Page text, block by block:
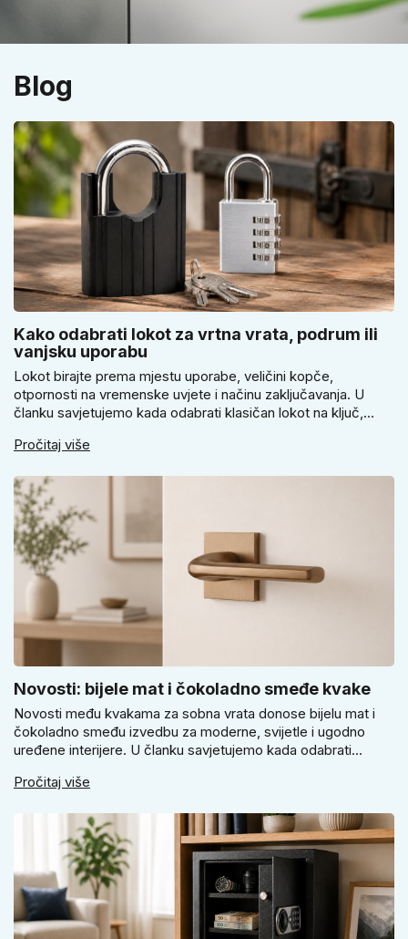
Blog
Kako odabrati lokot za vrtna vrata, podrum ili
vanjsku uporabu
Lokot birajte prema mjestu uporabe, veličini kopče,
otpornosti na vremenske uvjete i načinu zaključavanja. U
članku savjetujemo kada odabrati klasičan lokot na ključ,
vrtnih vrata, podruma ili vrtne kućice ne isplati voditi samo
Pročitaj više
Novosti: bijele mat i čokoladno smeđe kvake
Novosti među kvakama za sobna vrata donose bijelu mat i
čokoladno smeđu izvedbu za moderne, svijetle i ugodno
uređene interijere. U članku savjetujemo kada odabrati
i kako birati između okrugle i kvadratne rozete prema stilu
Pročitaj više